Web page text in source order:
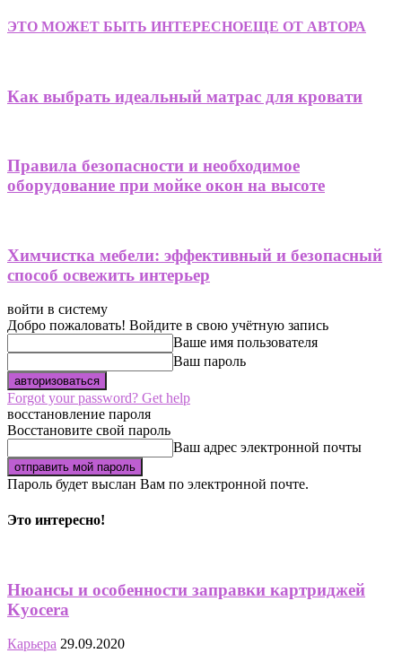
ЭТО МОЖЕТ БЫТЬ ИНТЕРЕСНОЕЩЕ ОТ АВТОРА
Как выбрать идеальный матрас для кровати
Правила безопасности и необходимое
оборудование при мойке окон на высоте
Химчистка мебели: эффективный и безопасный
способ освежить интерьер
войти в систему
Добро пожаловать! Войдите в свою учётную запись
Ваше имя пользователя
Ваш пароль
Forgot your password? Get help
восстановление пароля
Восстановите свой пароль
Ваш адрес электронной почты
Пароль будет выслан Вам по электронной почте.
Это интересно!
Нюансы и особенности заправки картриджей
Kyocera
Карьера 29.09.2020